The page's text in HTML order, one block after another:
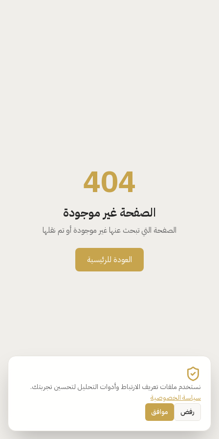
نستخدم ملفات تعريف الارتباط وأدوات التحليل لتحسين تجربتك.
سياسة الخصوصية
رفض
موافق
404
الصفحة غير موجودة
الصفحة التي تبحث عنها غير موجودة أو تم نقلها
العودة للرئيسية